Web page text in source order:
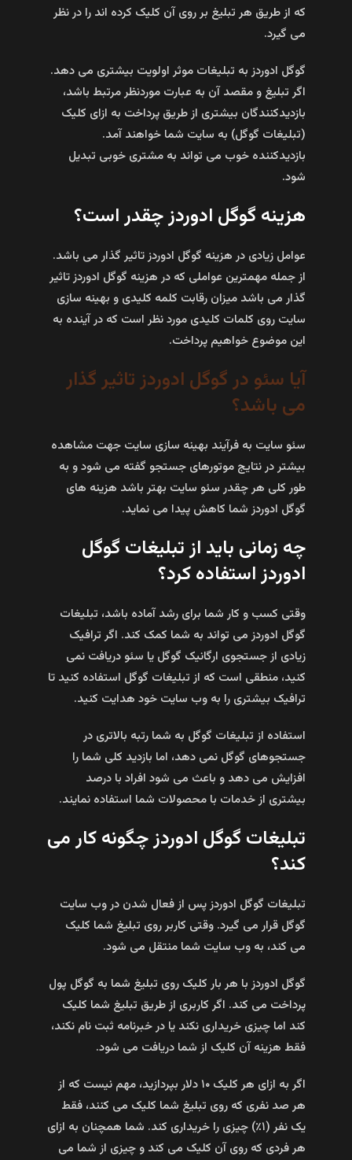
که از طریق هر تبلیغ بر روی آن کلیک کرده اند را در نظر
می‌ گیرد.
گوگل ادوردز به تبلیغات موثر اولویت بیشتری می دهد.
اگر تبلیغ و مقصد آن به عبارت موردنظر مرتبط باشد،
بازدیدکنندگان بیشتری از طریق پرداخت به ازای کلیک
(تبلیغات گوگل) به سایت شما خواهند آمد.
بازدیدکننده خوب می تواند به مشتری خوبی تبدیل
شود.
هزینه گوگل ادوردز چقدر است؟
عوامل زیادی در هزینه گوگل ادوردز تاثیر گذار می باشد.
از جمله مهمترین عواملی که در هزینه گوگل ادوردز تاثیر
گذار می باشد میزان رقابت کلمه کلیدی و بهینه سازی
سایت روی کلمات کلیدی مورد نظر است که در آینده به
این موضوع خواهیم پرداخت.
آیا سئو در گوگل ادوردز تاثیر گذار
می باشد؟
سئو سایت به فرآیند بهینه سازی سایت جهت مشاهده
بیشتر در نتایج موتورهای جستجو گفته می شود و به
طور کلی هر چقدر سئو سایت بهتر باشد هزینه های
گوگل ادوردز شما کاهش پیدا می نماید.
چه زمانی باید از تبلیغات گوگل
ادوردز استفاده کرد؟
وقتی کسب و کار شما برای رشد آماده باشد، تبلیغات
گوگل ادوردز می تواند به شما کمک کند. اگر ترافیک
زیادی از جستجوی ارگانیک گوگل یا سئو دریافت نمی
کنید، منطقی است که از تبلیغات گوگل استفاده کنید تا
ترافیک بیشتری را به وب سایت خود هدایت کنید.
استفاده از تبلیغات گوگل به شما رتبه بالاتری در
جستجوهای گوگل نمی‌ دهد، اما بازدید کلی شما را
افزایش می‌ دهد و باعث می‌ شود افراد با درصد
بیشتری از خدمات با محصولات شما استفاده نمایند.
تبلیغات گوگل ادوردز چگونه کار می
کند؟
تبلیغات گوگل ادوردز پس از فعال شدن در وب سایت
گوگل قرار می گیرد. وقتی کاربر روی تبلیغ شما کلیک
می کند، به وب سایت شما منتقل می شود.
گوگل ادوردز با هر بار کلیک روی تبلیغ شما به گوگل پول
پرداخت می کند. اگر کاربری از طریق تبلیغ شما کلیک
کند اما چیزی خریداری نکند یا در خبرنامه ثبت نام نکند،
فقط هزینه آن کلیک از شما دریافت می شود.
اگر به ازای هر کلیک ۱۰ دلار بپردازید، مهم نیست که از
هر صد نفری که روی تبلیغ شما کلیک می کنند، فقط
یک نفر (۱٪) چیزی را خریداری کند. شما همچنان به ازای
هر فردی که روی آن کلیک می‌ کند و چیزی از شما می‌